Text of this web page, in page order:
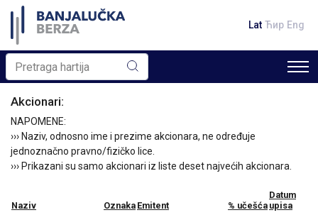
Lat Ћир Eng
Akcionari:
NAPOMENE:
››› Naziv, odnosno ime i prezime akcionara, ne određuje
jednoznačno pravno/fizičko lice.
››› Prikazani su samo akcionari iz liste deset najvećih akcionara.
Naziv Oznaka Emitent % učešća
Datum
upisa